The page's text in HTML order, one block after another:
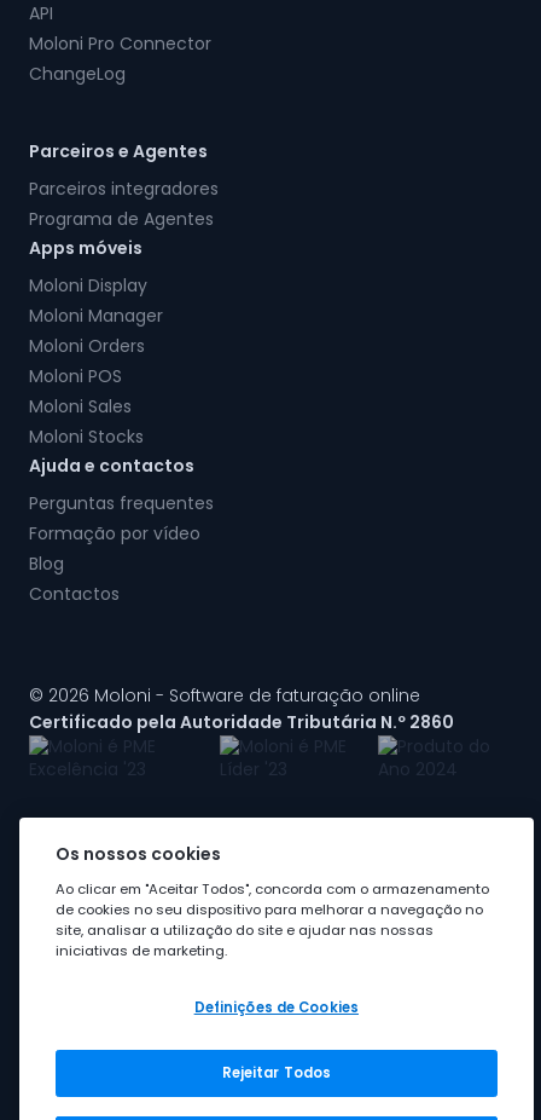
API
Moloni Pro Connector
ChangeLog
Parceiros e Agentes
Parceiros integradores
Programa de Agentes
Apps móveis
Moloni Display
Moloni Manager
Moloni Orders
Moloni POS
Moloni Sales
Moloni Stocks
Ajuda e contactos
Perguntas frequentes
Formação por vídeo
Blog
Contactos
© 2026 Moloni - Software de faturação online
Certificado pela Autoridade Tributária N.º 2860
A Moloni faz parte dogrupo Visma
Grupo Visma
Os nossos cookies
Ao clicar em "Aceitar Todos", concorda com o armazenamento
de cookies no seu dispositivo para melhorar a navegação no
site, analisar a utilização do site e ajudar nas nossas
iniciativas de marketing.
Definições de Cookies
Rejeitar Todos